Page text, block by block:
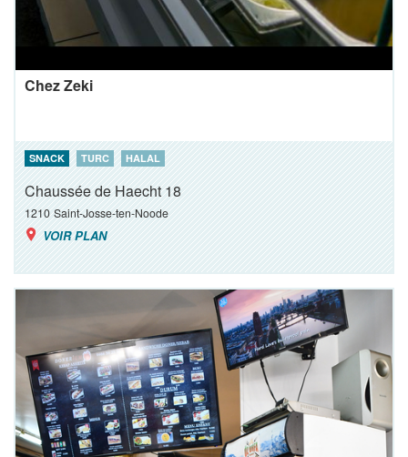
Chez Zeki
SNACK TURC HALAL
Chaussée de Haecht 18
1210 Saint-Josse-ten-Noode
VOIR PLAN